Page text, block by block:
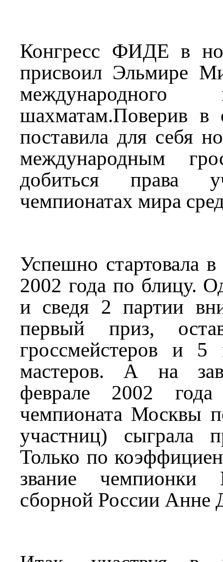
Конгресс ФИДЕ в
присвоил Эльмире
шахматам.Поверив
поставила для себя
международным
добиться права
чемпионатах мира
Успешно стартовала
2002 года по блицу.
и сведя 2 партии
первый приз,
гроссмейстеров и 5
мастеров. А на
феврале 2002
чемпионата Москвы
участниц) сыграла
Только по
звание чемпионки
сборной России Анне